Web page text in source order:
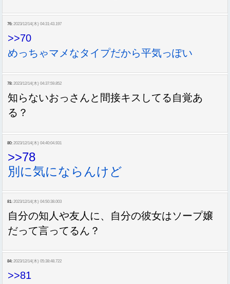
76: 2023/12/14(木) 04:31:43.197
>>70
めっちゃマメなタイプだから平気っぽい
78: 2023/12/14(木) 04:37:59.852
知らないおっさんと間接キスしてる自覚あ
る？
80: 2023/12/14(木) 04:40:04.931
>>78
別に気にならんけど
81: 2023/12/14(木) 04:50:38.003
自分の知人や友人に、自分の彼女はソープ嬢
だって言ってるん？
84: 2023/12/14(木) 05:38:48.722
>>81